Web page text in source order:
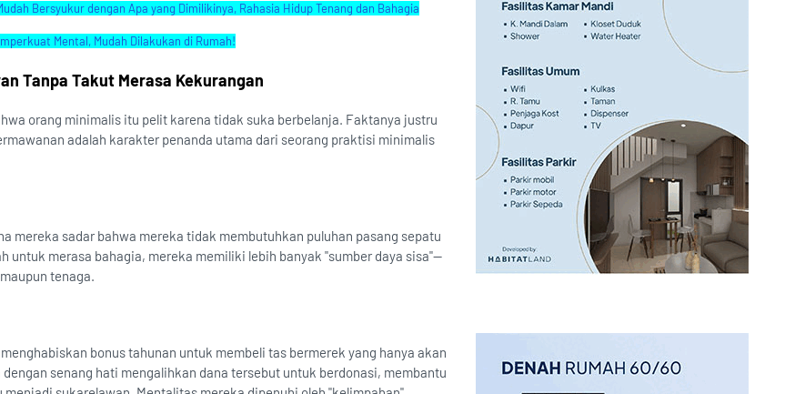
Bersyukur dengan Apa yang Dimilikinya, Rahasia Hidup Tenang dan Bahagia
Mental, Mudah Dilakukan di Rumah!
Tanpa Takut Merasa Kekurangan
orang minimalis itu pelit karena tidak suka berbelanja. Faktanya justru
adalah karakter penanda utama dari seorang praktisi minimalis
mereka sadar bahwa mereka tidak membutuhkan puluhan pasang sepatu
untuk merasa bahagia, mereka memiliki lebih banyak "sumber daya sisa"—
tenaga.
bonus tahunan untuk membeli tas bermerek yang hanya akan
senang hati mengalihkan dana tersebut untuk berdonasi, membantu